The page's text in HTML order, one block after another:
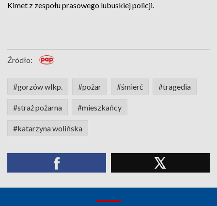
Kimet z zespołu prasowego lubuskiej policji.
Źródło:
#gorzów wlkp. #pożar #śmierć #tragedia
#straż pożarna #mieszkańcy
#katarzyna wolińska